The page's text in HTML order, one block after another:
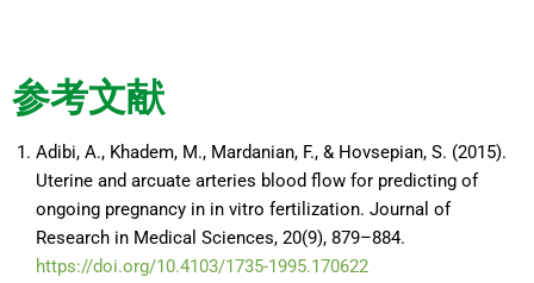
参考文献
Adibi, A., Khadem, M., Mardanian, F., & Hovsepian, S. (2015).
Uterine and arcuate arteries blood flow for predicting of
ongoing pregnancy in in vitro fertilization. Journal of
Research in Medical Sciences, 20(9), 879–884.
https://doi.org/10.4103/1735-1995.170622